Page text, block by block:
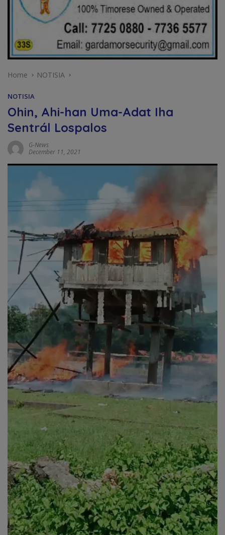
Home NOTISIA
NOTISIA
Ohin, Ahi-han Uma-Adat Iha
Sentrál Lospalos
G-News
December 11, 2021